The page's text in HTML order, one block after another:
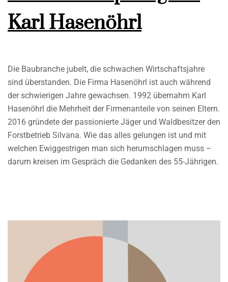
Karl Hasenöhrl
Die Baubranche jubelt, die schwachen Wirtschaftsjahre
sind überstanden. Die Firma Hasenöhrl ist auch während
der schwierigen Jahre gewachsen. 1992 übernahm Karl
Hasenöhrl die Mehrheit der Firmenanteile von seinen Eltern.
2016 gründete der passionierte Jäger und Waldbesitzer den
Forstbetrieb Silvana. Wie das alles gelungen ist und mit
welchen Ewiggestrigen man sich herumschlagen muss –
darum kreisen im Gespräch die Gedanken des 55-Jährigen.